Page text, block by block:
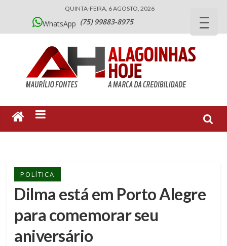
QUINTA-FEIRA, 6 AGOSTO, 2026
WhatsApp (75) 99883-8975
POLÍTICA
Dilma está em Porto Alegre
para comemorar seu
aniversário